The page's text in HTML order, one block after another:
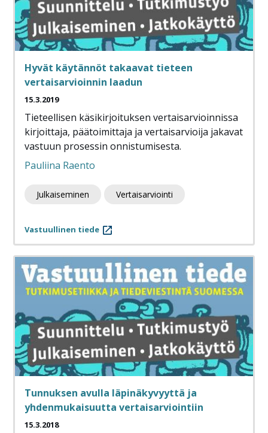
Hyvät käytännöt takaavat tieteen
vertaisarvioinnin laadun
15.3.2019
Tieteellisen käsikirjoituksen vertaisarvioinnissa
kirjoittaja, päätoimittaja ja vertaisarvioija jakavat
vastuun prosessin onnistumisesta.
Pauliina Raento
Julkaiseminen Vertaisarviointi
Vastuullinen tiede
Tunnuksen avulla läpinäkyvyyttä ja
yhdenmukaisuutta vertaisarviointiin
15.3.2018